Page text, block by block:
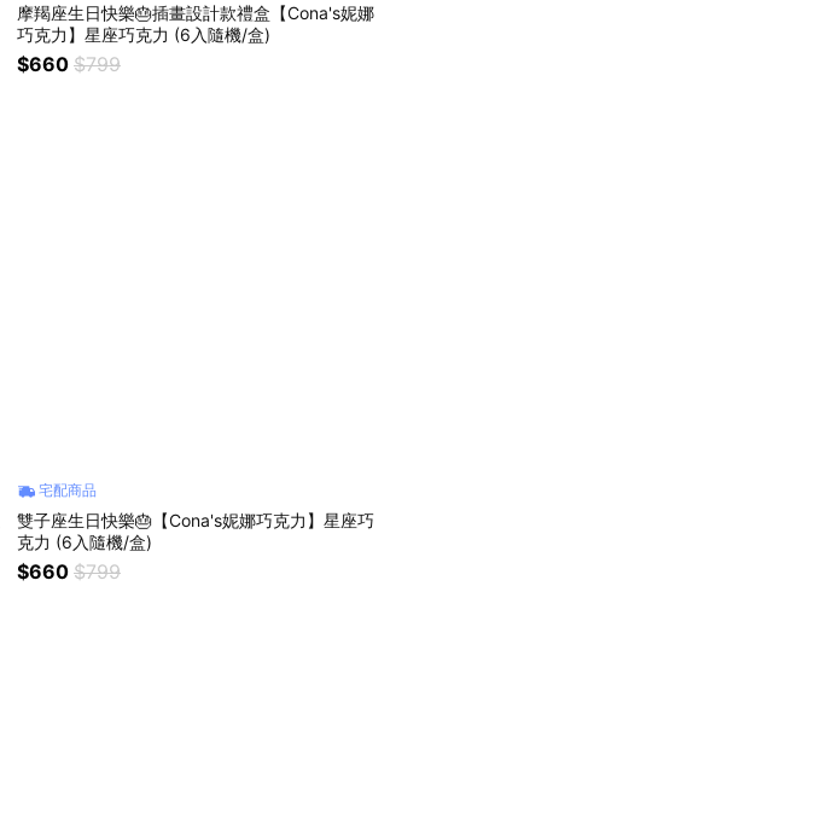
摩羯座生日快樂🎂插畫設計款禮盒【Cona's妮娜
巧克力】星座巧克力 (6入隨機/盒)
$660 $799
宅配商品
雙子座生日快樂🎂【Cona's妮娜巧克力】星座巧
克力 (6入隨機/盒)
$660 $799